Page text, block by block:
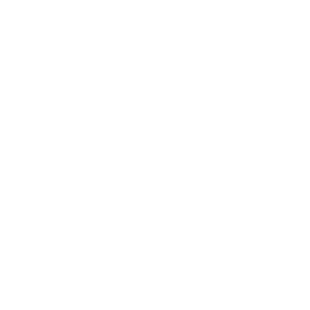
させていただ
了承ください。
き作成されるも
御機器販売店・
ようお願いしま
ズにご登録され
社の共同利用者
とをご了承くだ
ず変更すること
1000ppm以下、
下、フタル酸ジブチ
、
ない年数を意
貨物等」とい
可)を取得する
要な手段を講じ
これらの製造装
通知します。
、取り引きをい
ムロン制御